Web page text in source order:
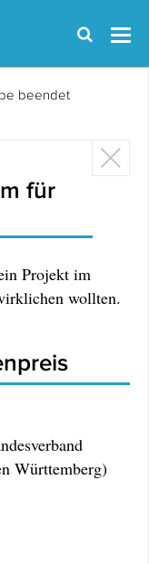
beendet
für
Projekt im
wollten.
Württemberg)